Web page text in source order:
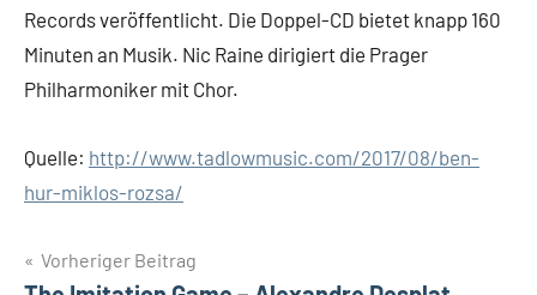
Records veröffentlicht. Die Doppel-CD bietet knapp 160
Minuten an Musik. Nic Raine dirigiert die Prager
Philharmoniker mit Chor.
Quelle: http://www.tadlowmusic.com/2017/08/ben-
hur-miklos-rozsa/
Beitragsnavigation
Vorheriger Beitrag